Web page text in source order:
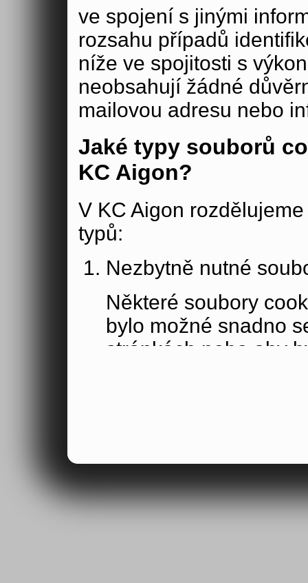
ve spojení s jinými
rozsahu případů
níže ve spojitosti s
neobsahují žádné
mailovou adresu nebo
Jaké typy souborů
KC Aigon?
V KC Aigon
typů:
Nezbytně nutné
Některé soubory
bylo možné snadno
stránkách nebo aby
Výkonové soubory
tom, jak používáte